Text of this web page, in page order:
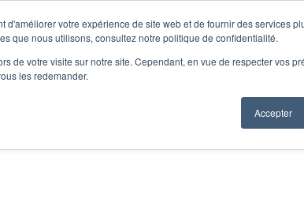
votre expérience de site web et de fournir des services
que nous utilisons, consultez notre politique de confidentialité.
de votre visite sur notre site. Cependant, en vue de respecter vos
les redemander.
Accepter
L'infolettre Se connecter